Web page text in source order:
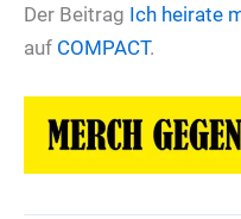
Der Beitrag Ich heirate
auf COMPACT.